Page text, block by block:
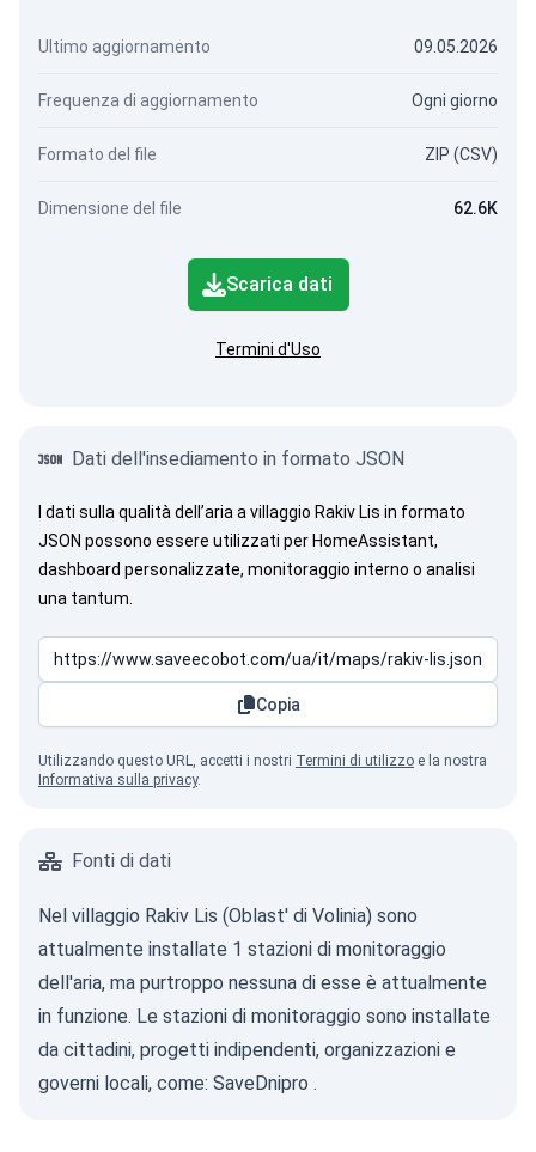
Ultimo aggiornamento 09.05.2026
Frequenza di aggiornamento Ogni giorno
Formato del file ZIP (CSV)
Dimensione del file 62.6K
Scarica dati
Termini d'Uso
Dati dell'insediamento in formato JSON
I dati sulla qualità dell’aria a villaggio Rakiv Lis in formato
JSON possono essere utilizzati per HomeAssistant,
dashboard personalizzate, monitoraggio interno o analisi
una tantum.
Copia
Utilizzando questo URL, accetti i nostri Termini di utilizzo e la nostra
Informativa sulla privacy.
Fonti di dati
Nel villaggio Rakiv Lis (Oblast' di Volinia) sono
attualmente installate 1 stazioni di monitoraggio
dell'aria, ma purtroppo nessuna di esse è attualmente
in funzione. Le stazioni di monitoraggio sono installate
da cittadini, progetti indipendenti, organizzazioni e
governi locali, come: SaveDnipro .